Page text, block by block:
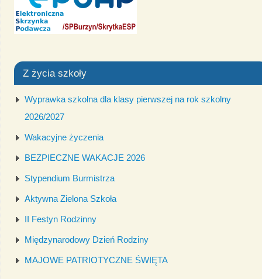
Z życia szkoły
Wyprawka szkolna dla klasy pierwszej na rok szkolny
2026/2027
Wakacyjne życzenia
BEZPIECZNE WAKACJE 2026
Stypendium Burmistrza
Aktywna Zielona Szkoła
II Festyn Rodzinny
Międzynarodowy Dzień Rodziny
MAJOWE PATRIOTYCZNE ŚWIĘTA